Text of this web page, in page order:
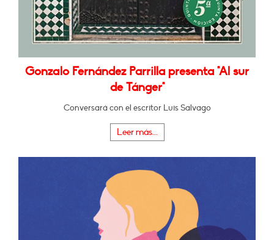
Gonzalo Fernández Parrilla presenta "Al sur
de Tánger"
Conversará con el escritor Luis Salvago
Leer más...